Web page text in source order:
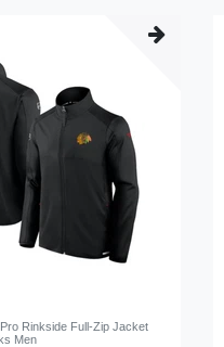
Rinkside Full-Zip Jacket
Men